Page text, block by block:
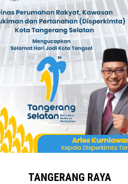
TANGERANG RAYA